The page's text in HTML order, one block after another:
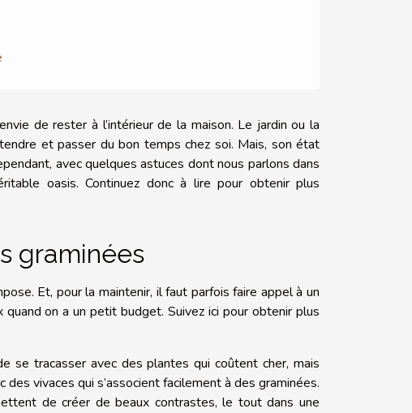
de rester à l’intérieur de la maison. Le jardin ou la
et passer du bon temps chez soi. Mais, son état
avec quelques astuces dont nous parlons dans
oasis. Continuez donc à lire pour obtenir plus
graminées
Et, pour la maintenir, il faut parfois faire appel à un
quand on a un petit budget. Suivez ici pourobtenir plus
se tracasser avec des plantes qui coûtent cher, mais
vivaces qui s’associent facilement à des graminées.
de créer de beaux contrastes, le tout dans une